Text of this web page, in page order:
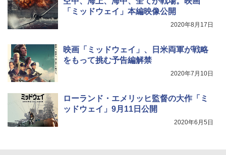
「ミッドウェイ」本編映像公開
2020年8月17日
映画「ミッドウェイ」、日米両軍が戦略
をもって挑む予告編解禁
2020年7月10日
ローランド・エメリッヒ監督の大作「ミ
ッドウェイ」9月11日公開
2020年6月5日